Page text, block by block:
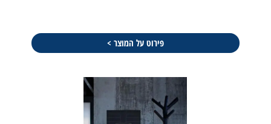
פירוט על המוצר >